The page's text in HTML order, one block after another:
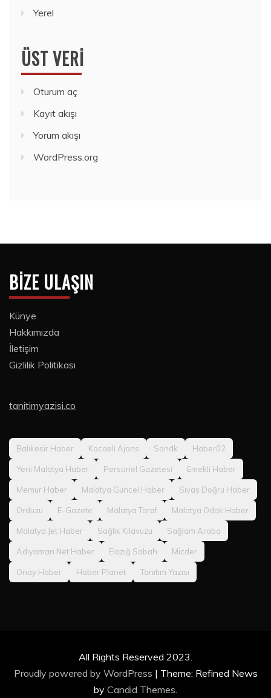
Yerel
ÜST VERI
Oturum aç
Kayıt akışı
Yorum akışı
WordPress.org
BIZE ULAŞIN
Künye
Hakkımızda
İletişim
Gizlilik Politikası
tanitimyazisi.co
Balıkesir Haber Kocaeli Ajans Sondk Haber02
Yeni Malatya Haber Personel Gazetesi Emekli Haber
Memur Haber Malatya Güncel Haber Sivas Doğru Haber
Orduzu E-Gazete Malatya Taraf Malatya Odak Haber
Malatya Jet Haber Sağlık Kılavuzu Sağlam Araba
Adıyaman Net Haber Elazığ Sabah Micder
Onay Haber Haber Planet Tanıtım Yazısı
All Rights Reserved 2023.
Proudly powered by WordPress | Theme: Refined News
by Candid Themes.